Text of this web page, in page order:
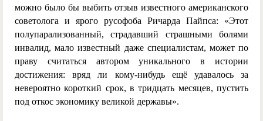
можно было бы выбить отзыв известного американского
советолога и ярого русофоба Ричарда Пайпса: «Этот
полупарализованный, страдавший страшными болями
инвалид, мало известный даже специалистам, может по
праву считаться автором уникального в истории
достижения: вряд ли кому-нибудь ещё удавалось за
невероятно короткий срок, в тридцать месяцев, пустить
под откос экономику великой державы».